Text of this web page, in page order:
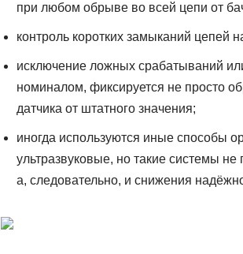
при любом обрыве во всей цепи от
контроль коротких замыканий цепей
исключение ложных срабатываний
номиналом, фиксируется не просто
датчика от штатного значения;
иногда используются иные способы
ультразвуковые, но такие системы
а, следовательно, и снижения